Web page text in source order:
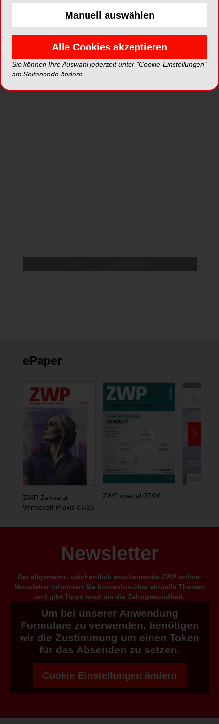
EVENT*
Anmelden
Jetzt anmelden
ePaper
ZWP Zahnarzt
Wirtschaft Praxis 07/26
ZWP spezial 07/26
Newsletter
Der allgemeine, wöchentlich erscheinende ZWP online-
Newsletter informiert Sie kostenlos über aktuelle Themen
und gibt Tipps rund um die Zahngesundheit.
Um bei unserer Anwendung
Formulare zu verwenden, benötigen
wir die Zustimmung um einen Token
für das Absenden zu setzen.
Cookie Einstellungen ändern
Manuell auswählen
Alle Cookies akzeptieren
Sie können Ihre Auswahl jederzeit unter "Cookie-Einstellungen“
am Seitenende ändern.